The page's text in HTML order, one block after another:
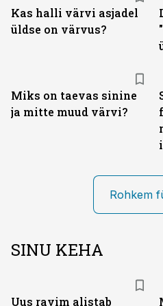
Kas halli värvi asjadel
üldse on värvus?
Miks on taevas sinine
ja mitte muud värvi?
Rohkem
SINU KEHA
Uus ravim alistab